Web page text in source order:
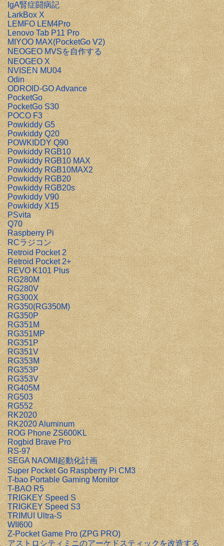
IgA腎症闘病記
LarkBox X
LEMFO LEM4Pro
Lenovo Tab P11 Pro
MIYOO MAX(PocketGo V2)
NEOGEO MVSを自作する
NEOGEO X
NVISEN MU04
Odin
ODROID-GO Advance
PocketGo
PocketGo S30
POCO F3
Powkiddy G5
Powkiddy Q20
POWKIDDY Q90
Powkiddy RGB10
Powkiddy RGB10 MAX
Powkiddy RGB10MAX2
Powkiddy RGB20
Powkiddy RGB20s
Powkiddy V90
Powkiddy X15
PSvita
Q70
Raspberry Pi
RCラジコン
Retroid Pocket 2
Retroid Pocket 2+
REVO K101 Plus
RG280M
RG280V
RG300X
RG350(RG350M)
RG350P
RG351M
RG351MP
RG351P
RG351V
RG353M
RG353P
RG353V
RG405M
RG503
RG552
RK2020
RK2020 Aluminum
ROG Phone ZS600KL
Rogbid Brave Pro
RS-97
SEGA NAOMI起動化計画
Super Pocket Go Raspberry Pi CM3
T-bao Portable Gaming Monitor
T-BAO R5
TRIGKEY Speed S
TRIGKEY Speed S3
TRIMUI Ultra-S
WII600
Z-Pocket Game Pro (ZPG PRO)
アストロシティミニのアーケドスティックを改造する